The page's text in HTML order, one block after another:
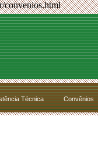
convenios.html
Técnica Convênios